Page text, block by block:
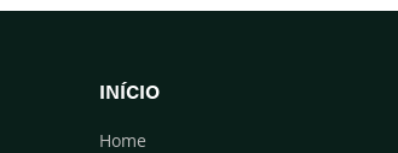
INÍCIO
Home